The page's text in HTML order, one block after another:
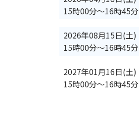
15時00分〜16時45分
2026年08月15日(土)
15時00分〜16時45分
2027年01月16日(土)
15時00分〜16時45分